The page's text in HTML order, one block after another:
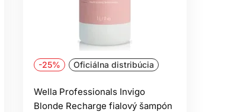
-25% Oficiálna distribúcia
Wella Professionals Invigo
Blonde Recharge fialový šampón